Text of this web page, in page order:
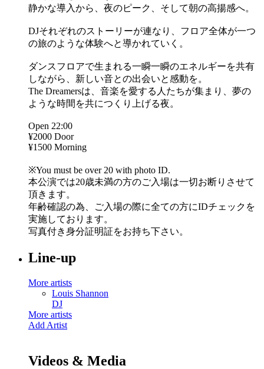
静かな導入から、夜のピーク、そして朝の高揚感へ。
DJそれぞれのストーリーが連なり、フロア全体が一つ
の旅のような体験へと導かれていく。
ダンスフロアで生まれる一瞬一瞬のエネルギーを共有
しながら、新しい音との出会いと感動を。
The Dreamersは、音楽を愛する人たちが集まり、夢の
ような時間を共につくり上げる夜。
Open 22:00
¥2000 Door
¥1500 Morning
※You must be over 20 with photo ID.
本公演では20歳未満の方のご入場は一切お断りさせて
頂きます。
年齢確認の為、ご入場の際に全ての方にIDチェックを
実施しております。
写真付き身分証明証をお持ち下さい。
Line-up
More artists
Louis Shannon
DJ
More artists
Add Artist
Videos & Media